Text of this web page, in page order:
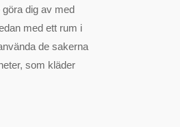
dig av med
med ett rum i
de sakerna
som kläder